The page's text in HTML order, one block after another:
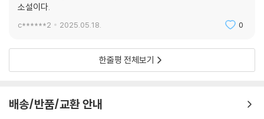
소설이다.
c******2 2025.05.18. 0
한줄평 전체보기
배송/반품/교환 안내